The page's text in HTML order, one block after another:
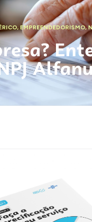
, EMPREENDEDORISMO,